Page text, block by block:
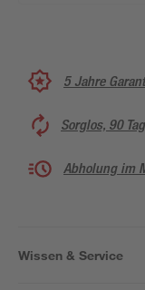
5 Jahre
Sorglos, 90
Abholung im
Wissen & Service